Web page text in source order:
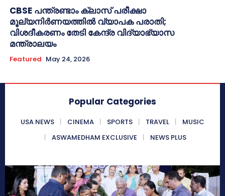
CBSE പന്ത്രണ്ടാം ക്ലാസ് പരീക്ഷാ
മൂല്യനിർണയത്തിൽ വ്യാപക പരാതി;
വിശദീകരണം തേടി കേന്ദ്ര വിദ്യാഭ്യാസ
മന്ത്രാലയം
Featured May 24, 2026
Popular Categories
USA NEWS CINEMA SPORTS TRAVEL
MUSIC
ASWAMEDHAM EXCLUSIVE
NEWS PLUS